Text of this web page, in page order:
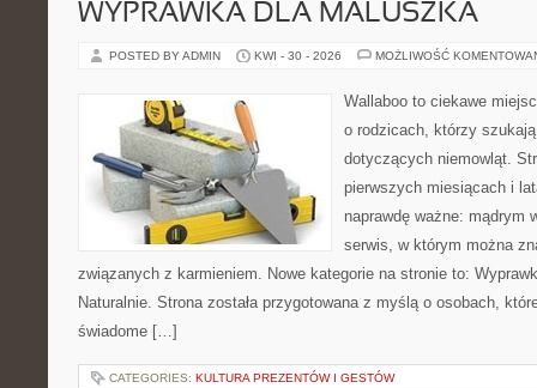
WYPRAWKA DLA MALUSZKA
POSTED BY ADMIN KWI - 30 - 2026 MOŻLIWOŚĆ
Wallaboo to ciekawe
o rodzicach, którzy
dotyczących niemowląt.
pierwszych miesiącach i
naprawdę ważne: mądrym
serwis, w którym można
związanych z karmieniem. Nowe kategorie na stronie to:
Naturalnie. Strona została przygotowana z myślą o osobach,
świadome […]
CATEGORIES: KULTURA PREZENTÓW I GESTÓW